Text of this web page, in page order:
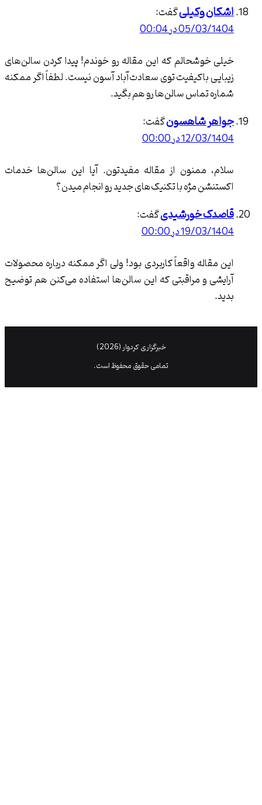
اگر به دنبال سالن زیبایی حرفه ‌ای و
باکیفیت در سعادت آباد هستید،
برای شماست.
سالن زیبایی مادام تاتی
سالن مادام تاتی یکی از انتخاب‌های
پرطرفدار در منطقه سعادت آباد است.
این سالن با استفاده از تکنیک‌های
پیشرفته و محصولات درجه یک
جهانی، خدماتی متمایز در زمینه
زیبایی ارائه می‌دهد. خدمات مختلف
این سالن شامل تغییرات حرفه ‌ای مو
و درمان‌های تخصصی برای مو و
پوست می‌شود.
خدمات سالن زیبایی مادام تاتی
شامل:
وکیلیگفت:
در 00:04
که این مقاله رو خوندم! پیدا کردن سالن‌های
باکیفیت توی سعادت‌آباد آسون نیست. لطفاً اگر ممکنه
تماس سالن‌ها رو هم بگید.
شاهسونگفت:
در 00:00
ممنون از مقاله مفیدتون. آیا این سالن‌ها خدمات
مژه با تکنیک‌های جدید رو انجام میدن؟
خورشیدیگفت:
در 00:00
واقعاً کاربردی بود! ولی اگر ممکنه درباره محصولات
و مراقبتی که این سالن‌ها استفاده می‌کنن هم توضیح
خبرگزاری کردوار (2026)
تمامی حقوق محفوظ است.